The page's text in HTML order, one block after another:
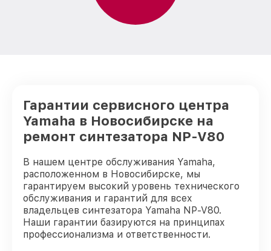
Гарантии сервисного центра
Yamaha в Новосибирске на
ремонт синтезатора NP-V80
В нашем центре обслуживания Yamaha,
расположенном в Новосибирске, мы
гарантируем высокий уровень технического
обслуживания и гарантий для всех
владельцев синтезатора Yamaha NP-V80.
Наши гарантии базируются на принципах
профессионализма и ответственности.